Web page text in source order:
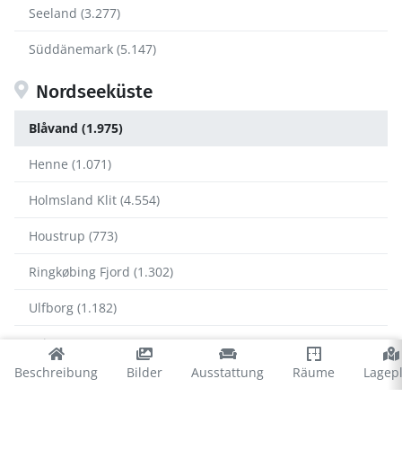
Beschreibung Bilder Ausstattung Räume
Seeland (3.277)
Süddänemark (5.147)
Nordseeküste
Blåvand (1.975)
Henne (1.071)
Holmsland Klit (4.554)
Houstrup (773)
Ringkøbing Fjord (1.302)
Ulfborg (1.182)
Vejers (735)
Vejlby Klit (1.171)